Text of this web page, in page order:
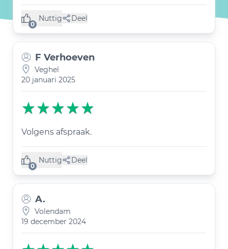
0
Nuttig
(0 like) Deel
F Verhoeven
Veghel
20 januari 2025
Volgens afspraak.
0
Nuttig
(0 like) Deel
A.
Volendam
19 december 2024